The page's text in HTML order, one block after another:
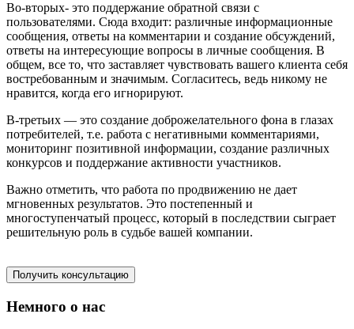
Во-вторых- это поддержание обратной связи с
пользователями. Сюда входит: различные информационные
сообщения, ответы на комментарии и создание обсуждений,
ответы на интересующие вопросы в личные сообщения. В
общем, все то, что заставляет чувствовать вашего клиента себя
востребованным и значимым. Согласитесь, ведь никому не
нравится, когда его игнорируют.
В-третьих — это создание доброжелательного фона в глазах
потребителей, т.е. работа с негативными комментариями,
мониторинг позитивной информации, создание различных
конкурсов и поддержание активности участников.
Важно отметить, что работа по продвижению не дает
мгновенных результатов. Это постепенный и
многоступенчатый процесс, который в последствии сыграет
решительную роль в судьбе вашей компании.
Получить консультацию
Немного о нас